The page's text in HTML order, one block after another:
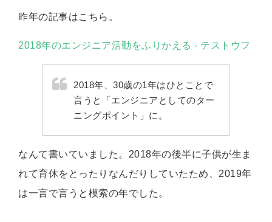
昨年の記事はこちら。
2018年のエンジニア活動をふりかえる - テストウフ
2018年、30歳の1年はひとことで
言うと「エンジニアとしてのター
ニングポイント」に。
なんて書いていました。2018年の後半に子供が生ま
れて育休をとったりなんだりしていたため、2019年
は一言で言うと模索の年でした。